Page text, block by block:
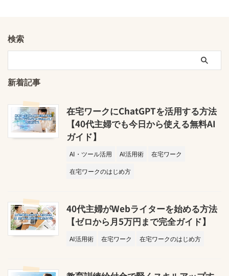
検索
新着記事
在宅ワークにChatGPTを活用する方法
【40代主婦でも今日から使える無料AI
ガイド】
AI・ツール活用 AI活用術
在宅ワーク
在宅ワークのはじめ方
40代主婦がWebライターを始める方法
【ゼロから月5万円まで完全ガイド】
AI活用術 在宅ワーク 在宅ワークのはじめ方